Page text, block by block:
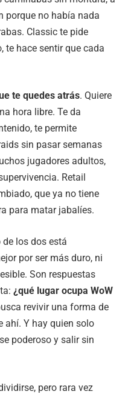
porque no había nada
Classic te pide
te hace sentir que cada
te quedes atrás. Quiere
hora libre. Te da
te permite
sin pasar semanas
jugadores adultos,
Retail
que ya no tiene
para matar jabalíes.
los dos está
por ser más duro, ni
Son respuestas
¿qué lugar ocupa WoW
revivir una forma de
ahí. Y hay quien solo
poderoso y salir sin
pero rara vez